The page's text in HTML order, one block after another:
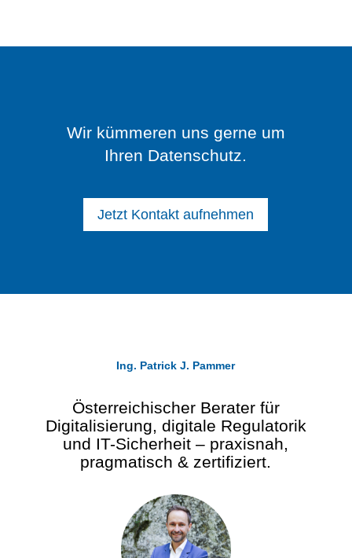
Wir kümmeren uns gerne um
Ihren Datenschutz.
Jetzt Kontakt aufnehmen
Ing. Patrick J. Pammer
Österreichischer Berater für
Digitalisierung, digitale Regulatorik
und IT-Sicherheit – praxisnah,
pragmatisch & zertifiziert.